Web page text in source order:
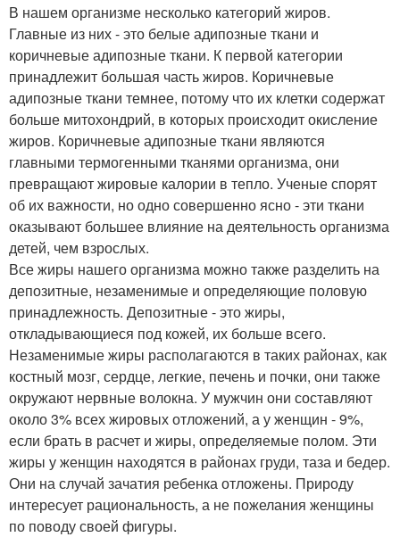
В нашем организме несколько категорий жиров.
Главные из них - это белые адипозные ткани и
коричневые адипозные ткани. К первой категории
принадлежит большая часть жиров. Коричневые
адипозные ткани темнее, потому что их клетки содержат
больше митохондрий, в которых происходит окисление
жиров. Коричневые адипозные ткани являются
главными термогенными тканями организма, они
превращают жировые калории в тепло. Ученые спорят
об их важности, но одно совершенно ясно - эти ткани
оказывают большее влияние на деятельность организма
детей, чем взрослых.
Все жиры нашего организма можно также разделить на
депозитные, незаменимые и определяющие половую
принадлежность. Депозитные - это жиры,
откладывающиеся под кожей, их больше всего.
Незаменимые жиры располагаются в таких районах, как
костный мозг, сердце, легкие, печень и почки, они также
окружают нервные волокна. У мужчин они составляют
около 3% всех жировых отложений, а у женщин - 9%,
если брать в расчет и жиры, определяемые полом. Эти
жиры у женщин находятся в районах груди, таза и бедер.
Они на случай зачатия ребенка отложены. Природу
интересует рациональность, а не пожелания женщины
по поводу своей фигуры.